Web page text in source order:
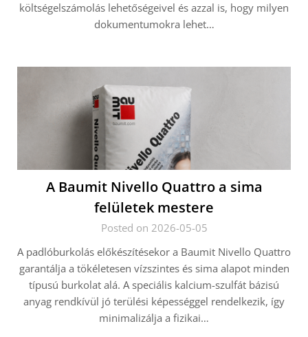
költségelszámolás lehetőségeivel és azzal is, hogy milyen
dokumentumokra lehet…
A Baumit Nivello Quattro a sima
felületek mestere
Posted on 2026-05-05
A padlóburkolás előkészítésekor a Baumit Nivello Quattro
garantálja a tökéletesen vízszintes és sima alapot minden
típusú burkolat alá. A speciális kalcium-szulfát bázisú
anyag rendkívül jó terülési képességgel rendelkezik, így
minimalizálja a fizikai…